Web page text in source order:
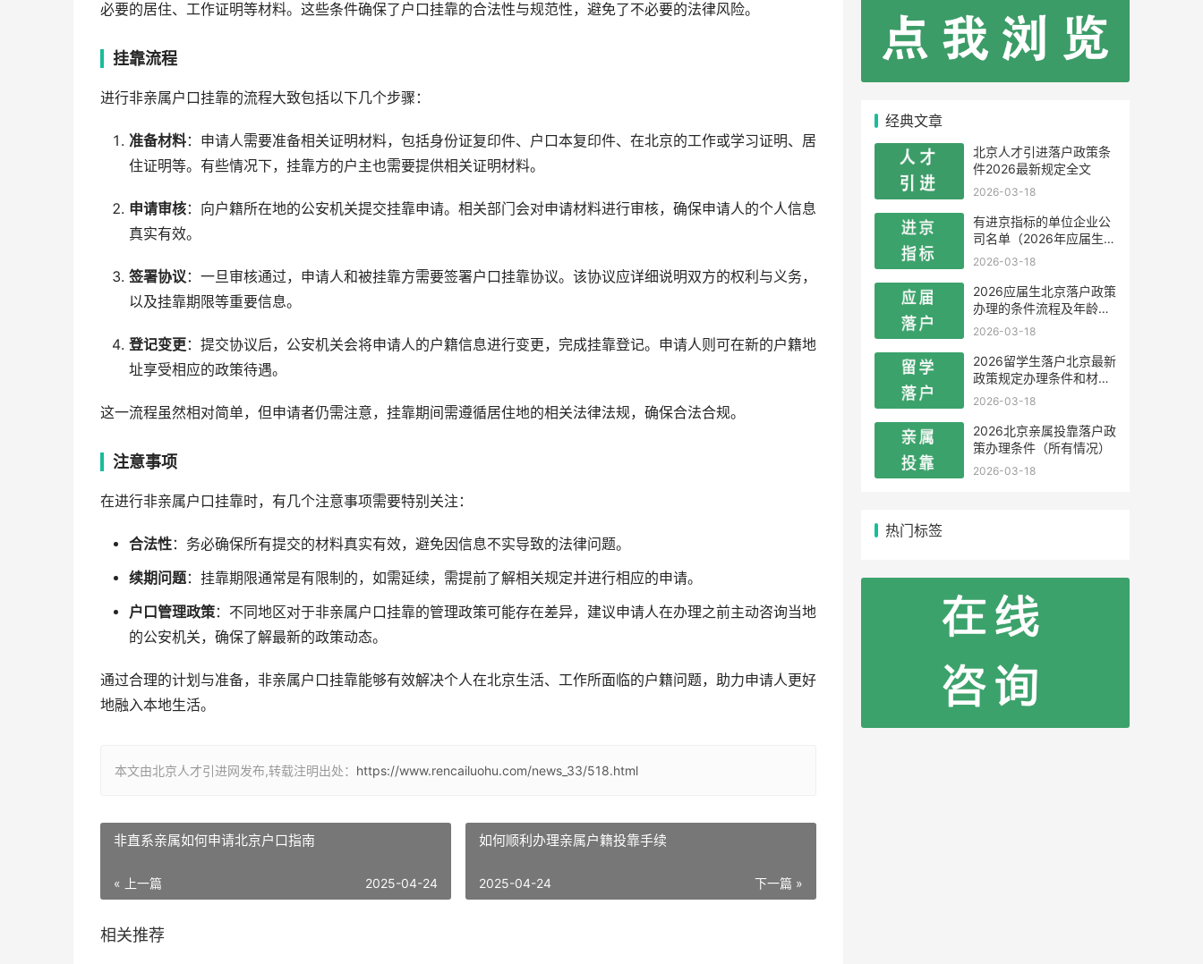
必要的居住、工作证明等材料。这些条件确保了户口挂靠的合法性与规范性，避免了不必要的法律风险。
挂靠流程
进行非亲属户口挂靠的流程大致包括以下几个步骤：
准备材料：申请人需要准备相关证明材料，包括身份证复印件、户口本复印件、在北京的工作或学习证明、居
住证明等。有些情况下，挂靠方的户主也需要提供相关证明材料。
申请审核：向户籍所在地的公安机关提交挂靠申请。相关部门会对申请材料进行审核，确保申请人的个人信息
真实有效。
签署协议：一旦审核通过，申请人和被挂靠方需要签署户口挂靠协议。该协议应详细说明双方的权利与义务，
以及挂靠期限等重要信息。
登记变更：提交协议后，公安机关会将申请人的户籍信息进行变更，完成挂靠登记。申请人则可在新的户籍地
址享受相应的政策待遇。
这一流程虽然相对简单，但申请者仍需注意，挂靠期间需遵循居住地的相关法律法规，确保合法合规。
注意事项
在进行非亲属户口挂靠时，有几个注意事项需要特别关注：
合法性：务必确保所有提交的材料真实有效，避免因信息不实导致的法律问题。
续期问题：挂靠期限通常是有限制的，如需延续，需提前了解相关规定并进行相应的申请。
户口管理政策：不同地区对于非亲属户口挂靠的管理政策可能存在差异，建议申请人在办理之前主动咨询当地
的公安机关，确保了解最新的政策动态。
通过合理的计划与准备，非亲属户口挂靠能够有效解决个人在北京生活、工作所面临的户籍问题，助力申请人更好
地融入本地生活。
本文由北京人才引进网发布,转载注明出处： https://www.rencailuohu.com/news_33/518.html
非直系亲属如何申请北京户口指南
« 上一篇 2025-04-24
如何顺利办理亲属户籍投靠手续
下一篇 »
2025-04-24
相关推荐
经典文章
北京人才引进落户政策条
件2026最新规定全文
2026-03-18
有进京指标的单位企业公
司名单（2026年应届生留
学生）
2026-03-18
2026应届生北京落户政策
办理的条件流程及年龄限
制
2026-03-18
2026留学生落户北京最新
政策规定办理条件和材料
及流程
2026-03-18
2026北京亲属投靠落户政
策办理条件（所有情况）
2026-03-18
热门标签